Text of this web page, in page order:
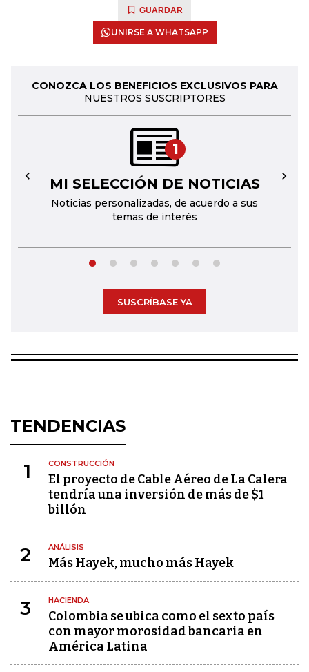
GUARDAR
UNIRSE A WHATSAPP
CONOZCA LOS BENEFICIOS EXCLUSIVOS PARA
NUESTROS SUSCRIPTORES
1
MI SELECCIÓN DE NOTICIAS
Noticias personalizadas, de acuerdo a sus
temas de interés
← →
SUSCRÍBASE YA
TENDENCIAS
1 CONSTRUCCIÓN
El proyecto de Cable Aéreo de La Calera
tendría una inversión de más de $1
billón
2 ANÁLISIS
Más Hayek, mucho más Hayek
3 HACIENDA
Colombia se ubica como el sexto país
con mayor morosidad bancaria en
América Latina